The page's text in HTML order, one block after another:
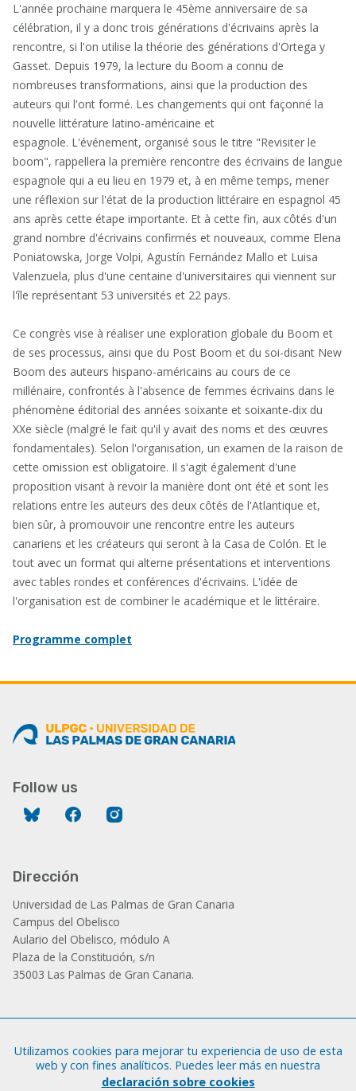
L'année prochaine marquera le 45ème anniversaire de sa
célébration, il y a donc trois générations d'écrivains après la
rencontre, si l'on utilise la théorie des générations d'Ortega y
Gasset. Depuis 1979, la lecture du Boom a connu de
nombreuses transformations, ainsi que la production des
auteurs qui l'ont formé. Les changements qui ont façonné la
nouvelle littérature latino-américaine et
espagnole. L'événement, organisé sous le titre "Revisiter le
boom", rappellera la première rencontre des écrivains de langue
espagnole qui a eu lieu en 1979 et, à en même temps, mener
une réflexion sur l'état de la production littéraire en espagnol 45
ans après cette étape importante. Et à cette fin, aux côtés d'un
grand nombre d'écrivains confirmés et nouveaux, comme Elena
Poniatowska, Jorge Volpi, Agustín Fernández Mallo et Luisa
Valenzuela, plus d'une centaine d'universitaires qui viennent sur
l'île représentant 53 universités et 22 pays.
Ce congrès vise à réaliser une exploration globale du Boom et
de ses processus, ainsi que du Post Boom et du soi-disant New
Boom des auteurs hispano-américains au cours de ce
millénaire, confrontés à l'absence de femmes écrivains dans le
phénomène éditorial des années soixante et soixante-dix du
XXe siècle (malgré le fait qu'il y avait des noms et des œuvres
fondamentales). Selon l'organisation, un examen de la raison de
cette omission est obligatoire. Il s'agit également d'une
proposition visant à revoir la manière dont ont été et sont les
relations entre les auteurs des deux côtés de l'Atlantique et,
bien sûr, à promouvoir une rencontre entre les auteurs
canariens et les créateurs qui seront à la Casa de Colón. Et le
tout avec un format qui alterne présentations et interventions
avec tables rondes et conférences d'écrivains. L'idée de
l'organisation est de combiner le académique et le littéraire.
Programme complet
Follow us
Bluesky Facebook
Dirección
Universidad de Las Palmas de Gran Canaria
Campus del Obelisco
Aulario del Obelisco, módulo A
Plaza de la Constitución, s/n
35003 Las Palmas de Gran Canaria.
Tfno.: +34 928 452 771 / 452 787
Fax: +34 928 451 701
Utilizamos cookies para mejorar tu experiencia de uso de esta
web y con fines analíticos. Puedes leer más en nuestra
declaración sobre cookies